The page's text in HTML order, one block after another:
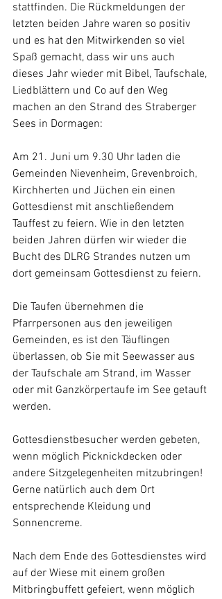
stattfinden. Die Rückmeldungen der
letzten beiden Jahre waren so positiv
und es hat den Mitwirkenden so viel
Spaß gemacht, dass wir uns auch
dieses Jahr wieder mit Bibel, Taufschale,
Liedblättern und Co auf den Weg
machen an den Strand des Straberger
Sees in Dormagen:
Am 21. Juni um 9.30 Uhr laden die
Gemeinden Nievenheim, Grevenbroich,
Kirchherten und Jüchen ein einen
Gottesdienst mit anschließendem
Tauffest zu feiern. Wie in den letzten
beiden Jahren dürfen wir wieder die
Bucht des DLRG Strandes nutzen um
dort gemeinsam Gottesdienst zu feiern.
Die Taufen übernehmen die
Pfarrpersonen aus den jeweiligen
Gemeinden, es ist den Täuflingen
überlassen, ob Sie mit Seewasser aus
der Taufschale am Strand, im Wasser
oder mit Ganzkörpertaufe im See getauft
werden.
Gottesdienstbesucher werden gebeten,
wenn möglich Picknickdecken oder
andere Sitzgelegenheiten mitzubringen!
Gerne natürlich auch dem Ort
entsprechende Kleidung und
Sonnencreme.
Nach dem Ende des Gottesdienstes wird
auf der Wiese mit einem großen
Mitbringbuffett gefeiert, wenn möglich